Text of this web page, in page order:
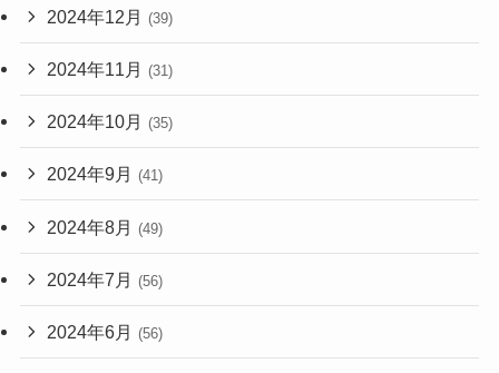
2024年12月 (39)
2024年11月 (31)
2024年10月 (35)
2024年9月 (41)
2024年8月 (49)
2024年7月 (56)
2024年6月 (56)